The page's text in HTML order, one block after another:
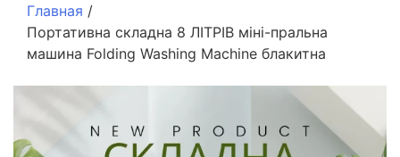
Главная /
Портативна складна 8 ЛІТРІВ міні-пральна
машина Folding Washing Machine блакитна